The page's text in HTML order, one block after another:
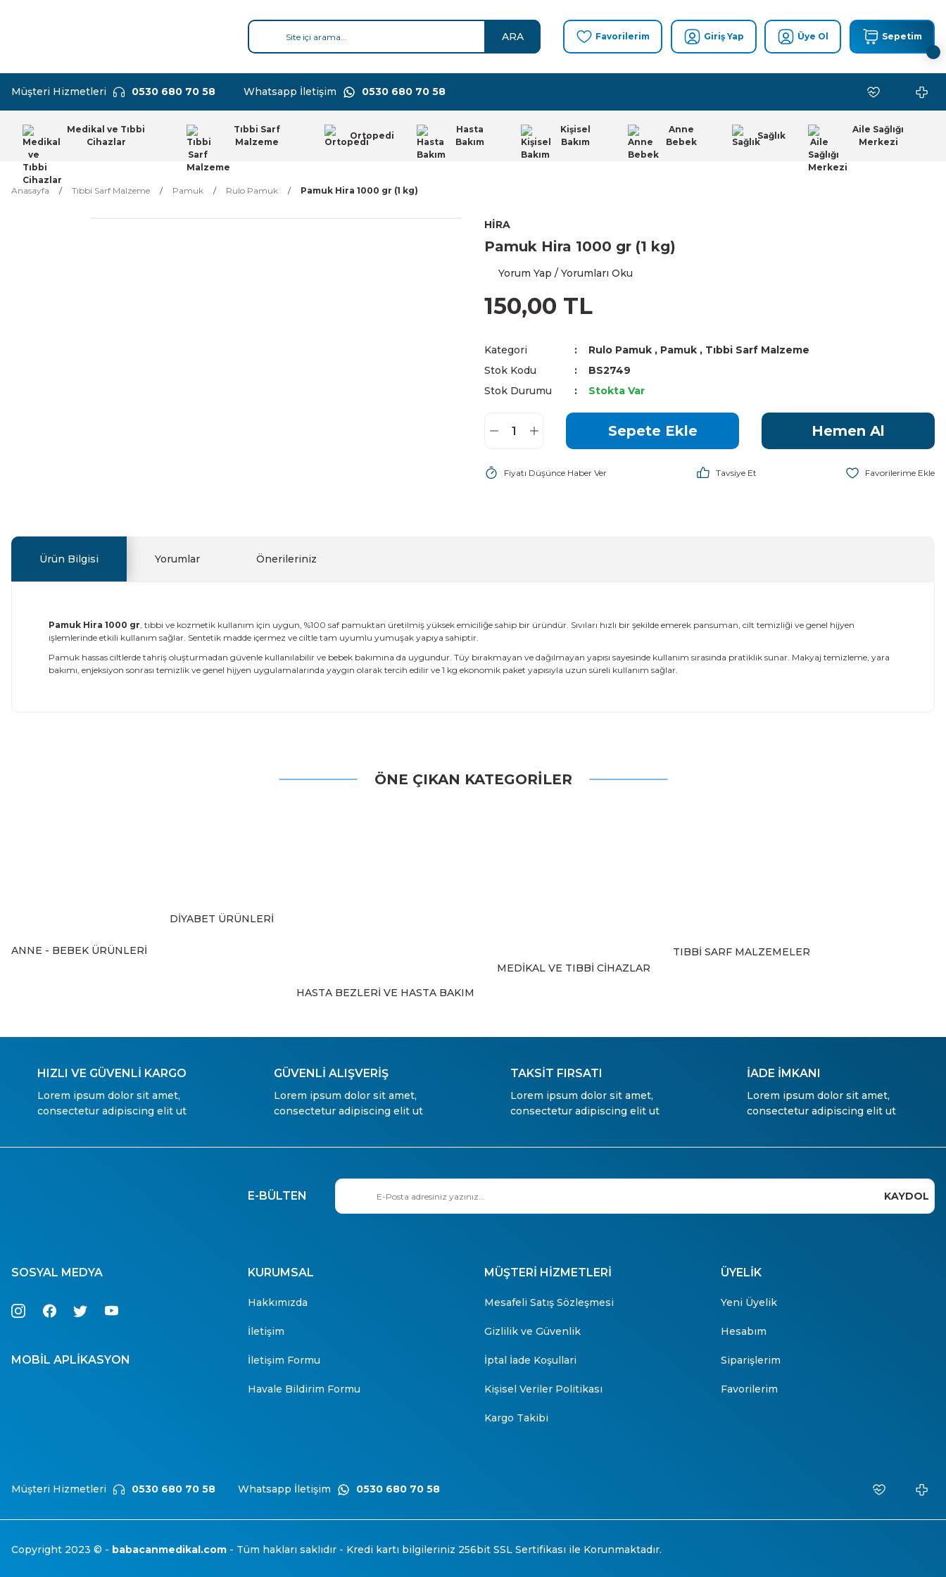
ARA Favorilerim Giriş Yap Üye Ol Sepetim
Müşteri Hizmetleri 0530 680 70 58 Whatsapp İletişim 0530 680 70 58
Medikal ve Tıbbi
Cihazlar
Tıbbi Sarf
Malzeme
Ortopedi
Hasta
Bakım
Kişisel
Bakım
Anne
Bebek
Sağlık
Aile Sağlığı
Merkezi
Anasayfa Tıbbi Sarf Malzeme Pamuk Rulo Pamuk Pamuk Hira 1000 gr (1 kg)
HİRA
Pamuk Hira 1000 gr (1 kg)
Yorum Yap / Yorumları Oku
150,00 TL
Kategori Rulo Pamuk , Pamuk , Tıbbi Sarf Malzeme
Stok Kodu
BS2749
Stok Durumu
Stokta Var
Sepete Ekle Hemen Al
Fiyatı Düşünce Haber Ver Tavsiye Et
Ürün Bilgisi Yorumlar Önerileriniz
Pamuk Hira 1000 gr, tıbbi ve kozmetik kullanım için uygun, %100 saf pamuktan üretilmiş yüksek emiciliğe sahip bir üründür. Sıvıları hızlı bir şekilde emerek pansuman, cilt temizliği ve genel hijyen
işlemlerinde etkili kullanım sağlar. Sentetik madde içermez ve ciltle tam uyumlu yumuşak yapıya sahiptir.
Pamuk hassas ciltlerde tahriş oluşturmadan güvenle kullanılabilir ve bebek bakımına da uygundur. Tüy bırakmayan ve dağılmayan yapısı sayesinde kullanım sırasında pratiklik sunar. Makyaj temizleme, yara
bakımı, enjeksiyon sonrası temizlik ve genel hijyen uygulamalarında yaygın olarak tercih edilir ve 1 kg ekonomik paket yapısıyla uzun süreli kullanım sağlar.
Bu ürüne ilk yorumu siz yapın!
ÖNE ÇIKAN KATEGORİLER
ANNE - BEBEK ÜRÜNLERİ
DİYABET ÜRÜNLERİ
HASTA BEZLERİ VE HASTA BAKIM
MEDİKAL VE TIBBİ CİHAZLAR
TIBBİ SARF MALZEMELER
HIZLI VE GÜVENLİ KARGO
Lorem ipsum dolor sit amet,
consectetur adipiscing elit ut
GÜVENLİ ALIŞVERİŞ
Lorem ipsum dolor sit amet,
consectetur adipiscing elit ut
TAKSİT FIRSATI
Lorem ipsum dolor sit amet,
consectetur adipiscing elit ut
İADE İMKANI
Lorem ipsum dolor sit amet,
consectetur adipiscing elit ut
E-BÜLTEN KAYDOL
SOSYAL MEDYA
MOBİL APLİKASYON
KURUMSAL
Hakkımızda
İletişim
İletişim Formu
Havale Bildirim Formu
MÜŞTERİ HİZMETLERİ
Mesafeli Satış Sözleşmesi
Gizlilik ve Güvenlik
İptal İade Koşullari
Kişisel Veriler Politikası
Kargo Takibi
ÜYELİK
Yeni Üyelik
Hesabım
Siparişlerim
Favorilerim
Müşteri Hizmetleri 0530 680 70 58 Whatsapp İletişim 0530 680 70 58
Copyright 2023 © - babacanmedikal.com - Tüm hakları saklıdır - Kredi kartı bilgileriniz 256bit SSL Sertifikası ile Korunmaktadır.